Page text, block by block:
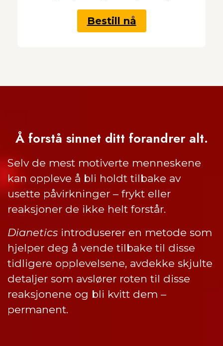
Bestill nå
Å forstå sinnet ditt forandrer alt.
Selv de mest motiverte menneskene
kan oppleve å bli holdt tilbake av
usette påvirkninger – frykt eller
reaksjoner de ikke helt forstår.
Dianetics introduserer en metode som
hjelper deg å vende tilbake til disse
tidligere opplevelsene, avdekke skjulte
detaljer som avslører roten til disse
reaksjonene og bli kvitt dem –
permanent.